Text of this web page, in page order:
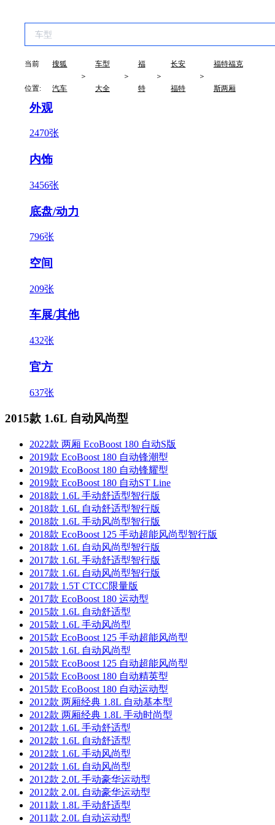
当前
位置:
搜狐
汽车
＞
车型
大全
＞
福
特
＞
长安
福特
＞
福特福克
斯两厢
外观
2470张
内饰
3456张
底盘/动力
796张
空间
209张
车展/其他
432张
官方
637张
2015款 1.6L 自动风尚型
2022款 两厢 EcoBoost 180 自动S版
2019款 EcoBoost 180 自动锋潮型
2019款 EcoBoost 180 自动锋耀型
2019款 EcoBoost 180 自动ST Line
2018款 1.6L 手动舒适型智行版
2018款 1.6L 自动舒适型智行版
2018款 1.6L 手动风尚型智行版
2018款 EcoBoost 125 手动超能风尚型智行版
2018款 1.6L 自动风尚型智行版
2017款 1.6L 手动舒适型智行版
2017款 1.6L 自动风尚型智行版
2017款 1.5T CTCC限量版
2017款 EcoBoost 180 运动型
2015款 1.6L 自动舒适型
2015款 1.6L 手动风尚型
2015款 EcoBoost 125 手动超能风尚型
2015款 1.6L 自动风尚型
2015款 EcoBoost 125 自动超能风尚型
2015款 EcoBoost 180 自动精英型
2015款 EcoBoost 180 自动运动型
2012款 两厢经典 1.8L 自动基本型
2012款 两厢经典 1.8L 手动时尚型
2012款 1.6L 手动舒适型
2012款 1.6L 自动舒适型
2012款 1.6L 手动风尚型
2012款 1.6L 自动风尚型
2012款 2.0L 手动豪华运动型
2012款 2.0L 自动豪华运动型
2011款 1.8L 手动舒适型
2011款 2.0L 自动运动型